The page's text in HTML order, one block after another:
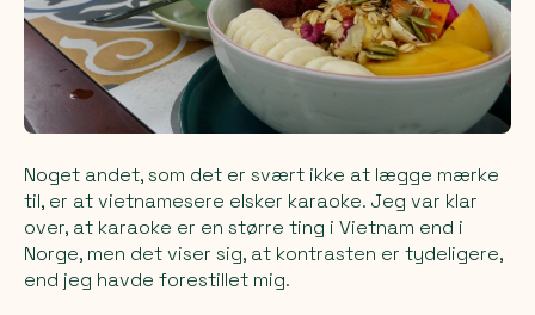
Noget andet, som det er svært ikke at lægge mærke
til, er at vietnamesere elsker karaoke. Jeg var klar
over, at karaoke er en større ting i Vietnam end i
Norge, men det viser sig, at kontrasten er tydeligere,
end jeg havde forestillet mig.